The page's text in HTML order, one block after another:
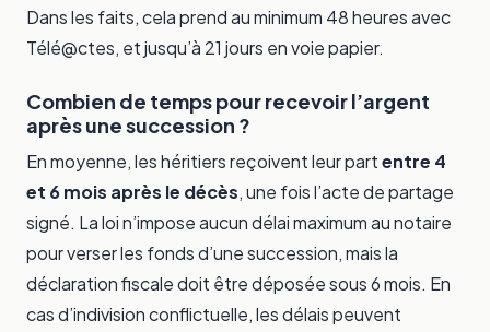
Dans les faits, cela prend au minimum 48 heures avec
Télé@ctes, et jusqu’à 21 jours en voie papier.
Combien de temps pour recevoir l’argent
après une succession ?
En moyenne, les héritiers reçoivent leur partentre 4
et 6 mois après le décès, une fois l’acte de partage
signé. La loi n’impose aucun délai maximum au notaire
pour verser les fonds d’une succession, mais la
déclaration fiscale doit être déposée sous 6 mois. En
cas d’indivision conflictuelle, les délais peuvent